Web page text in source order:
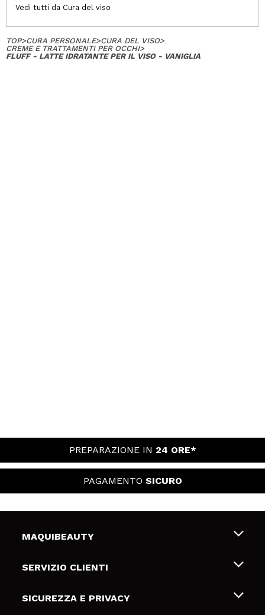
Vedi tutti da Cura del viso
TOP>CURA PERSONALE>CURA DEL VISO>
CREME E TRATTAMENTI PER OCCHI>
FLUFF - LATTE IDRATANTE PER IL VISO - VANIGLIA
PREPARAZIONE IN 24 ORE*
PAGAMENTO SICURO
MAQUIBEAUTY
Chi siamo
Gift Cards
SERVIZIO CLIENTI
Spedizioni & Resi
SICUREZZA E PRIVACY